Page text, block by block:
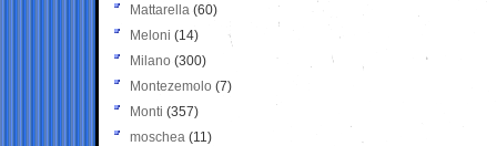
Mattarella (60)
Meloni (14)
Milano (300)
Montezemolo (7)
Monti (357)
moschea (11)